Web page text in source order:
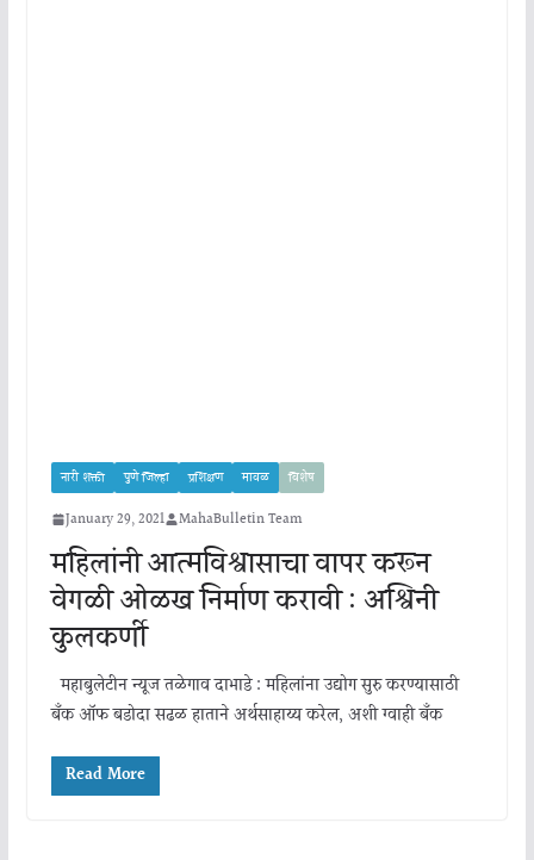
नारी शक्ती पुणे जिल्हा प्रशिक्षण मावळ विशेष
January 29, 2021 MahaBulletin Team
महिलांनी आत्मविश्वासाचा वापर करून
वेगळी ओळख निर्माण करावी : अश्विनी
कुलकर्णी
महाबुलेटीन न्यूज तळेगाव दाभाडे : महिलांना उद्योग सुरु करण्यासाठी
बँक ऑफ बडोदा सढळ हाताने अर्थसाहाय्य करेल, अशी ग्वाही बँक
Read More